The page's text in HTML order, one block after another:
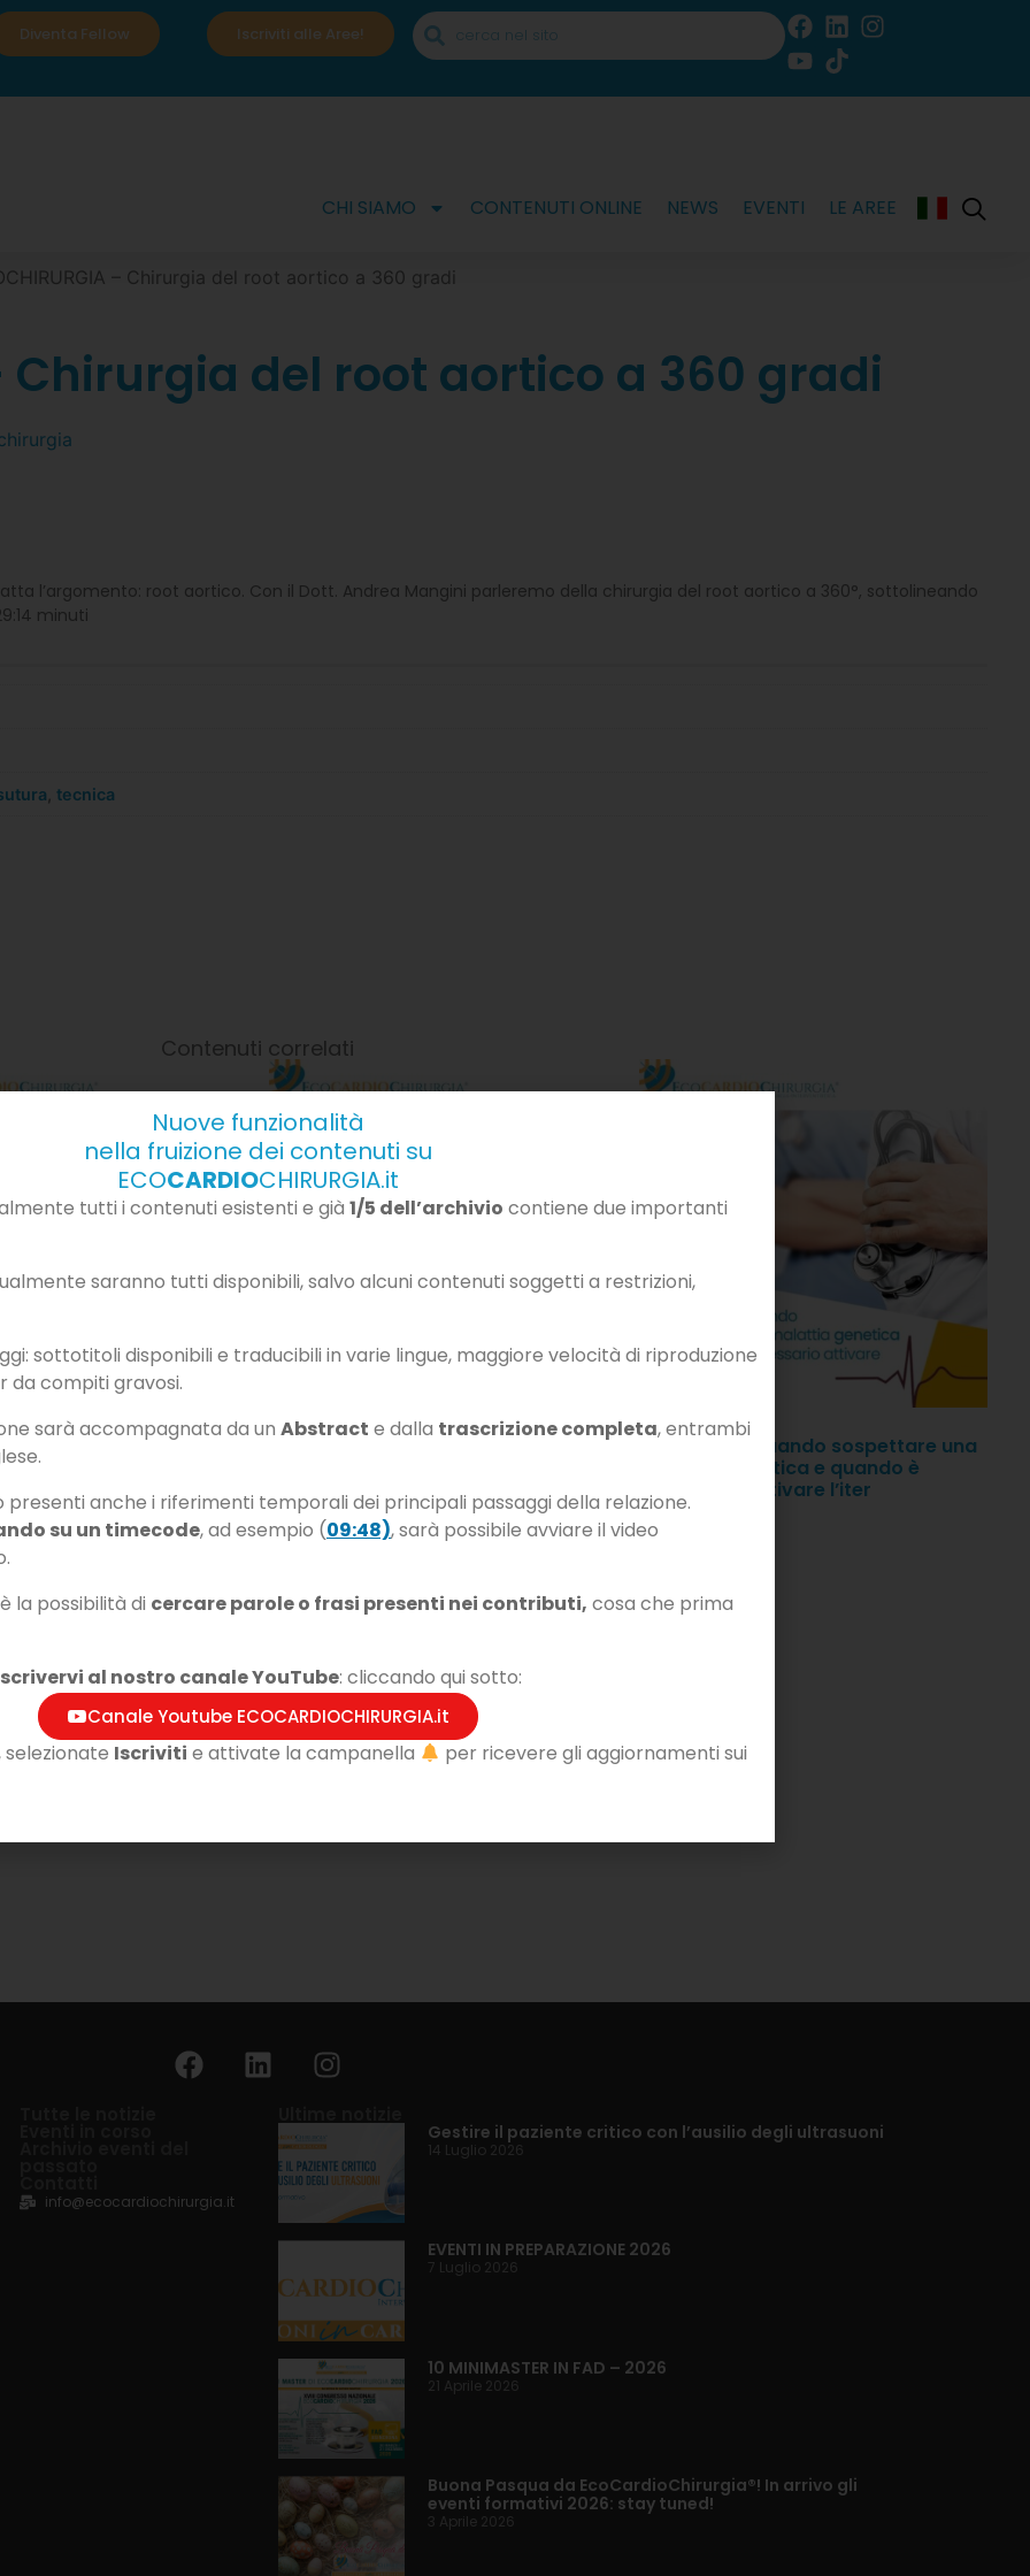
Diventa Fellow Iscriviti alle Aree!
CHI SIAMO CONTENUTI ONLINE NEWS EVENTI LE AREE
– Chirurgia del root aortico a 360 gradi
Chirurgia del root aortico a 360 gradi
l’argomento: root aortico. Con il Dott. Andrea Mangini parleremo della chirurgia del root aortico a 360°, sottolineando
minuti
tecnica
Contenuti correlati
l’ecocardiografia
di TC e RM
cardiomiopatia ipertrofica
GENETICA – Quando sospettare una
malattia genetica e quando è
necessario attivare l’iter
diagnostico
della nostra community online!
per accedere a tutti i contenuti esclusivi ed essere
info@ecocardiochirurgia.it
Gestire il paziente critico con l’ausilio degli ultrasuoni
14 Luglio 2026
EVENTI IN PREPARAZIONE 2026
7 Luglio 2026
10 MINIMASTER IN FAD – 2026
21 Aprile 2026
Buona Pasqua da EcoCardioChirurgia®! In arrivo gli
eventi formativi 2026: stay tuned!
3 Aprile 2026
Nuove funzionalità
nella fruizione dei contenuti su
ECOCARDIOCHIRURGIA.it
tutti i contenuti esistenti e già 1/5 dell’archivio contiene due importanti
saranno tutti disponibili, salvo alcuni contenuti soggetti a restrizioni,
sottotitoli disponibili e traducibili in varie lingue, maggiore velocità di riproduzione
da compiti gravosi.
sarà accompagnata da un Abstract e dalla trascrizione completa, entrambi
presenti anche i riferimenti temporali dei principali passaggi della relazione.
su un timecode, ad esempio (09:48), sarà possibile avviare il video
la possibilità di cercare parole o frasi presenti nei contributi, cosa che prima
al nostro canale YouTube: cliccando qui sotto:
Canale Youtube ECOCARDIOCHIRURGIA.it
selezionate Iscriviti e attivate la campanella
per ricevere gli aggiornamenti sui